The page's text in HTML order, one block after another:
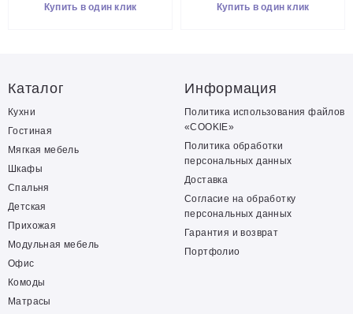
Купить в один клик Купить в один клик
Каталог
Кухни
Гостиная
Мягкая мебель
Шкафы
Спальня
Детская
Прихожая
Модульная мебель
Офис
Комоды
Матрасы
Информация
Политика использования файлов
«COOKIE»
Политика обработки
персональных данных
Доставка
Согласие на обработку
персональных данных
Гарантия и возврат
Портфолио